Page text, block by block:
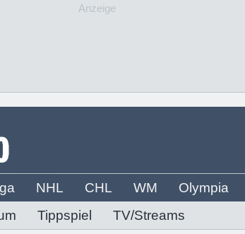
Anzeige
NHL CHL WM
Olympia
Tippspiel TV/Streams